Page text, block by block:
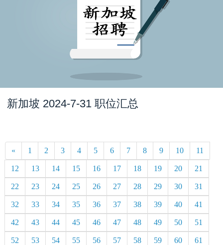
新加坡 2024-7-31 职位汇总
« 1 2 3 4 5 6 7 8 9 10 11
12 13 14 15 16 17 18 19 20 21
22 23 24 25 26 27 28 29 30 31
32 33 34 35 36 37 38 39 40 41
42 43 44 45 46 47 48 49 50 51
52 53 54 55 56 57 58 59 60 61